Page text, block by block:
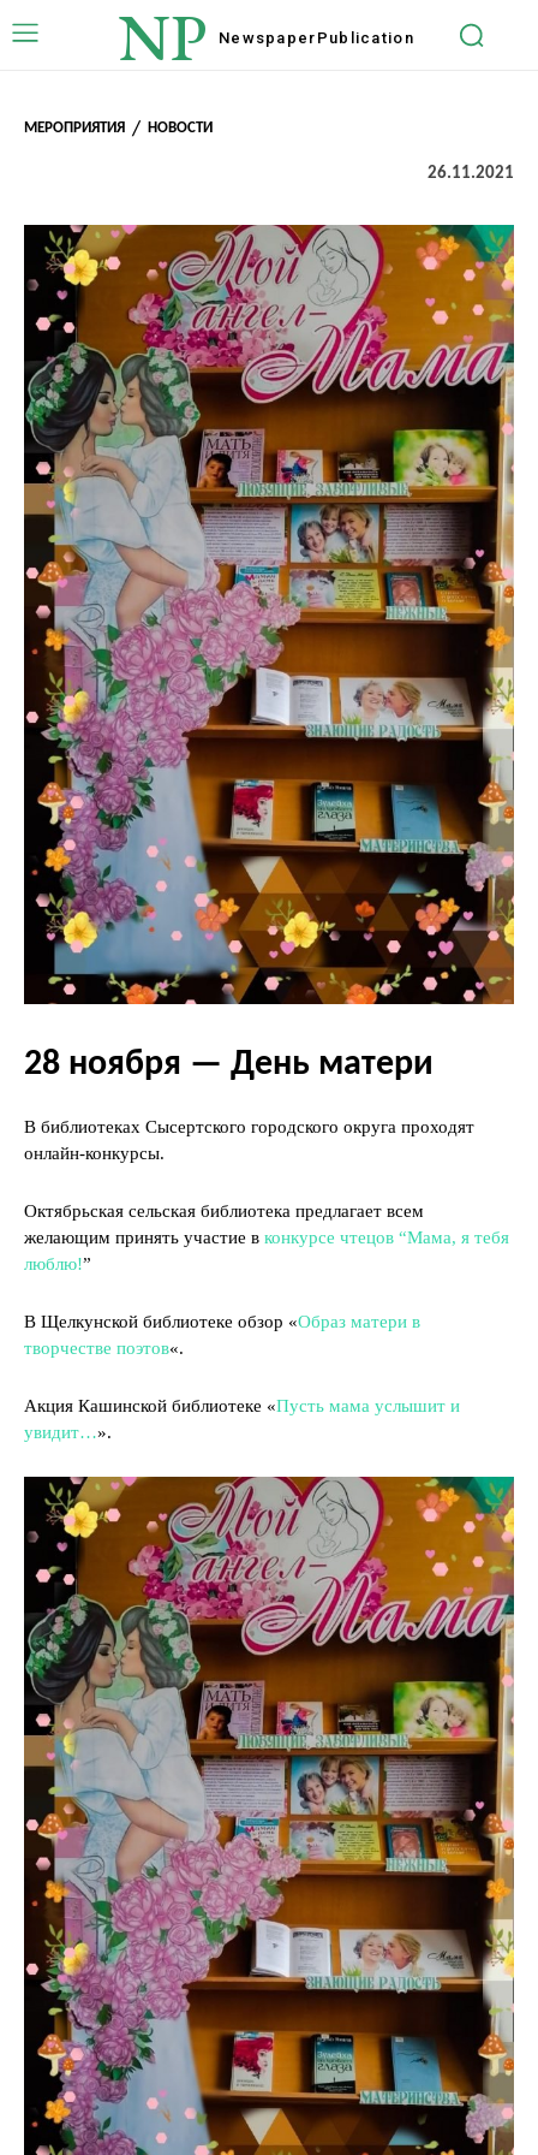
NP Newspaper Publication
МЕРОПРИЯТИЯ НОВОСТИ
26.11.2021
28 ноября — День матери
В библиотеках Сысертского городского округа проходят
онлайн-конкурсы.
Октябрьская сельская библиотека предлагает всем
желающим принять участие в конкурсе чтецов “Мама, я тебя
люблю!”
В Щелкунской библиотеке обзор «Образ матери в
творчестве поэтов«.
Акция Кашинской библиотеке «Пусть мама услышит и
увидит…».